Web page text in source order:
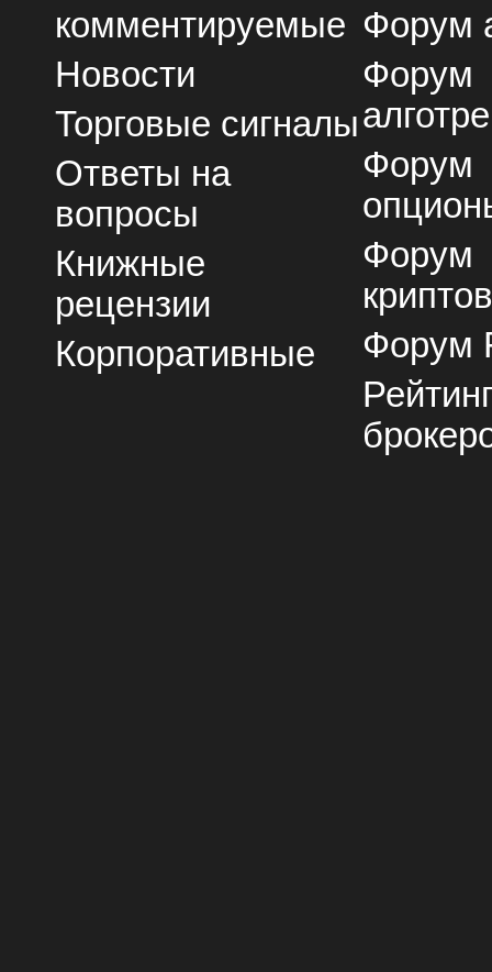
комментируемые
Новости
Торговые сигналы
Ответы на
вопросы
Книжные
рецензии
Корпоративные
Форум
Форум
Форум
Форум
Форум